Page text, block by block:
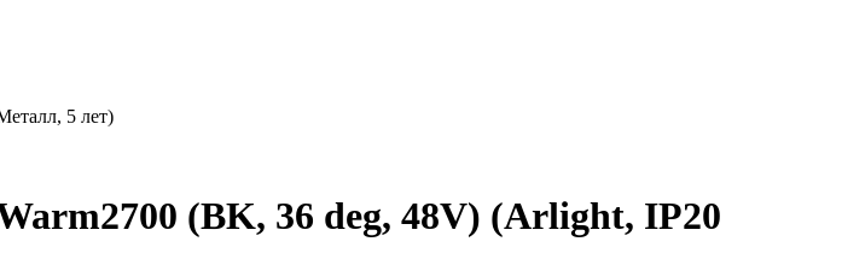
5 лет)
(BK, 36 deg, 48V) (Arlight, IP20